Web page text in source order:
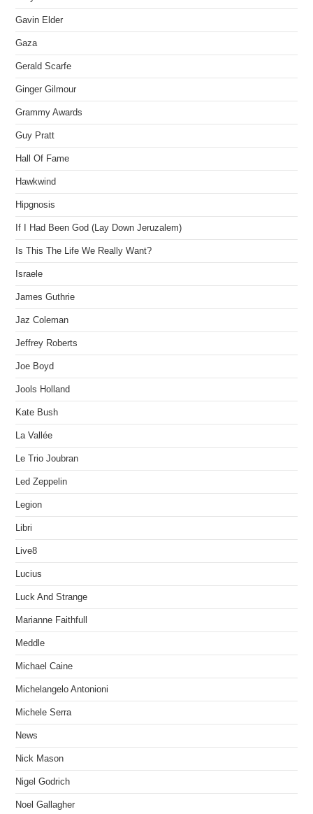
Gavin Elder
Gaza
Gerald Scarfe
Ginger Gilmour
Grammy Awards
Guy Pratt
Hall Of Fame
Hawkwind
Hipgnosis
If I Had Been God (Lay Down Jeruzalem)
Is This The Life We Really Want?
Israele
James Guthrie
Jaz Coleman
Jeffrey Roberts
Joe Boyd
Jools Holland
Kate Bush
La Vallée
Le Trio Joubran
Led Zeppelin
Legion
Libri
Live8
Lucius
Luck And Strange
Marianne Faithfull
Meddle
Michael Caine
Michelangelo Antonioni
Michele Serra
News
Nick Mason
Nigel Godrich
Noel Gallagher